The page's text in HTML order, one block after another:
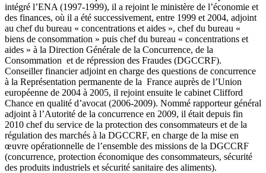
intégré l’ENA (1997-1999), il a rejoint le ministère de l’économie et
des finances, où il a été successivement, entre 1999 et 2004, adjoint
au chef du bureau « concentrations et aides », chef du bureau «
biens de consommation » puis chef du bureau « concentrations et
aides » à la Direction Générale de la Concurrence, de la
Consommation et de répression des Fraudes (DGCCRF).
Conseiller financier adjoint en charge des questions de concurrence
à la Représentation permanente de la France auprès de l’Union
européenne de 2004 à 2005, il rejoint ensuite le cabinet Clifford
Chance en qualité d’avocat (2006-2009). Nommé rapporteur général
adjoint à l’Autorité de la concurrence en 2009, il était depuis fin
2010 chef du service de la protection des consommateurs et de la
régulation des marchés à la DGCCRF, en charge de la mise en
œuvre opérationnelle de l’ensemble des missions de la DGCCRF
(concurrence, protection économique des consommateurs, sécurité
des produits industriels et sécurité sanitaire des aliments).